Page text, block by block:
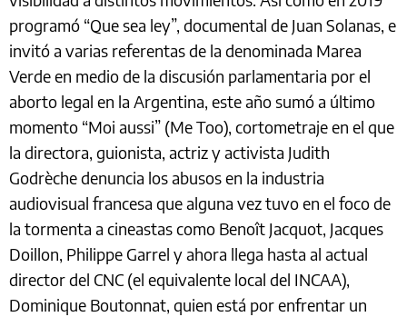
programó “Que sea ley”, documental de Juan Solanas, e
invitó a varias referentas de la denominada Marea
Verde en medio de la discusión parlamentaria por el
aborto legal en la Argentina, este año sumó a último
momento “Moi aussi” (Me Too), cortometraje en el que
la directora, guionista, actriz y activista Judith
Godrèche denuncia los abusos en la industria
audiovisual francesa que alguna vez tuvo en el foco de
la tormenta a cineastas como Benoît Jacquot, Jacques
Doillon, Philippe Garrel y ahora llega hasta al actual
director del CNC (el equivalente local del INCAA),
Dominique Boutonnat, quien está por enfrentar un